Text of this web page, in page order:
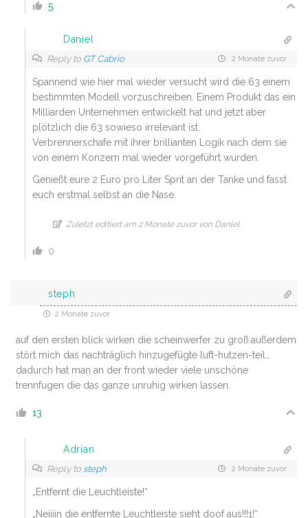
5
Daniel
Reply to GT Cabrio 2 Monate zuvor
Spannend wie hier mal wieder versucht wird die 63 einem
bestimmten Modell vorzuschreiben. Einem Produkt das ein
Milliarden Unternehmen entwickelt hat und jetzt aber
plötzlich die 63 sowieso irrelevant ist.
Verbrennerschafe mit ihrer brillianten Logik nach dem sie
von einem Konzern mal wieder vorgeführt wurden.
Genießt eure 2 Euro pro Liter Sprit an der Tanke und fasst
euch erstmal selbst an die Nase.
Zuletzt editiert am 2 Monate zuvor von Daniel
0
steph
2 Monate zuvor
auf den ersten blick wirken die scheinwerfer zu groß.außerdem
stört mich das nachträglich hinzugefügte luft-hutzen-teil…
dadurch hat man an der front wieder viele unschöne
trennfugen die das ganze unruhig wirken lassen.
13
Adrian
Reply to steph 2 Monate zuvor
„Entfernt die Leuchtleiste!“
„Neiiiin die entfernte Leuchtleiste sieht doof aus!!!1!“